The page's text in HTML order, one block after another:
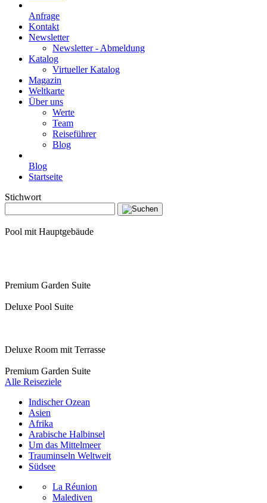
Anfrage
Kontakt
Newsletter
Newsletter - Abmeldung
Katalog
Virtueller Katalog
Magazin
Weltkarte
Über uns
Werte
Team
Reiseführer
Blog
Blog
Startseite
Stichwort
Pool mit Hauptgebäude
Premium Garden Suite
Deluxe Pool Suite
Deluxe Room mit Terrasse
Premium Garden Suite
Alle Reiseziele
Indischer Ozean
Asien
Afrika
Arabische Halbinsel
Um das Mittelmeer
Trauminseln Weltweit
Südsee
La Réunion
Malediven